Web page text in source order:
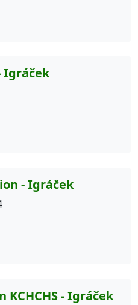
Igráček
- Igráček
KCHCHS - Igráček